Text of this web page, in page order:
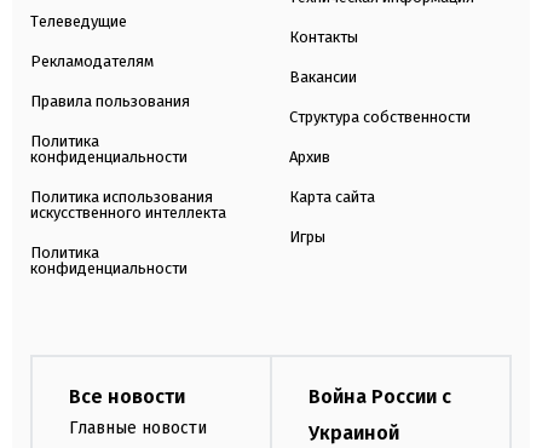
Телеведущие
Рекламодателям
Правила пользования
Политика
конфиденциальности
Политика использования
искусственного интеллекта
Политика
конфиденциальности
Контакты
Вакансии
Структура собственности
Архив
Карта сайта
Игры
Все новости
Главные новости
Война России с
Украиной